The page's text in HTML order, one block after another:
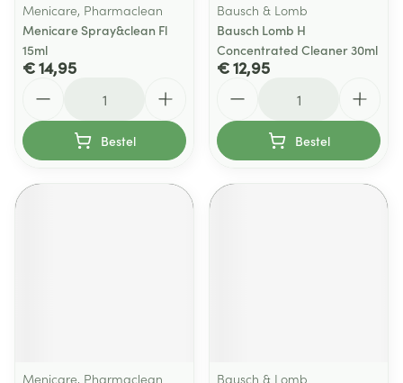
Menicare, Pharmaclean
Menicare Spray&clean Fl
15ml
€ 14,95
Bestel
Bausch & Lomb
Bausch Lomb H
Concentrated Cleaner 30ml
€ 12,95
Bestel
Menicare, Pharmaclean Bausch & Lomb